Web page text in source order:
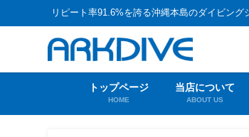
リピート率91.6%を誇る沖縄本島のダイビング
トップページ
HOME
当店について
ABOUT US